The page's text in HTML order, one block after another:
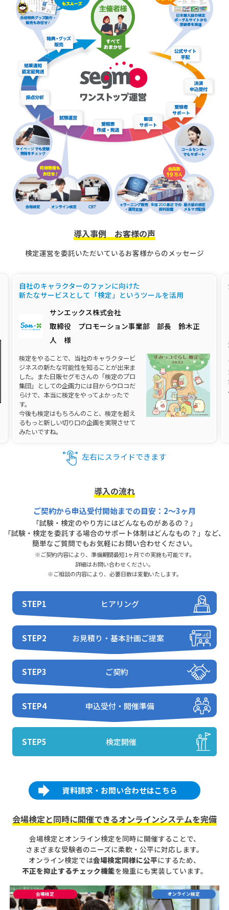
導入事例 お客様の声
検定運営を委託いただいているお客様からのメッセージ
自社のキャラクターのファンに向けた
新たなサービスとして「検定」というツールを活用
サンエックス株式会社
取締役 プロモーション事業部 部長 鈴木正
人 様
検定をやることで、当社のキャラクタービ
ジネスの新たな可能性を知ることが出来ま
した。また日販セグモさんの「検定のプロ
集団」としての企画力には目からウロコだ
らけで、本当に検定をやってよかったで
す。
今後も検定はもちろんのこと、検定を超え
るもっと新しい切り口の企画を実現させて
みたいですね。
左右にスライドできます
導入の流れ
ご契約から申込受付開始までの目安：2～3ヶ月
「試験・検定のやり方にはどんなものがあるの？」
「試験・検定を委託する場合のサポート体制はどんなもの？」など、
簡単なご質問でもお気軽にお問い合わせください。
※ご契約内容により、準備期間最短1ヶ月での実施も可能です。
詳細はお問い合わせください。
※ご相談の内容により、必要日数は変動いたします。
STEP1 ヒアリング
STEP2 お見積り・ 基本計画ご提案
STEP3 ご契約
STEP4 申込受付・開催準備
STEP5 検定開催
資料請求・お問い合わせはこちら
会場検定と同時に開催できるオンラインシステムを完備
会場検定とオンライン検定を同時に開催することで、
さまざまな受験者のニーズに柔軟・公平に対応します。
オンライン検定では会場検定同様に公平にするため、
不正を抑止するチェック機能を幾重にも実装しています。
会場検定 オンライン検定